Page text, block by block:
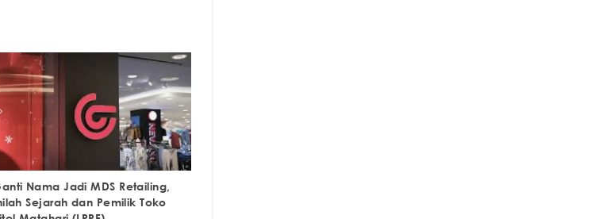
Nama Jadi MDS Retailing,
Sejarah dan Pemilik Toko